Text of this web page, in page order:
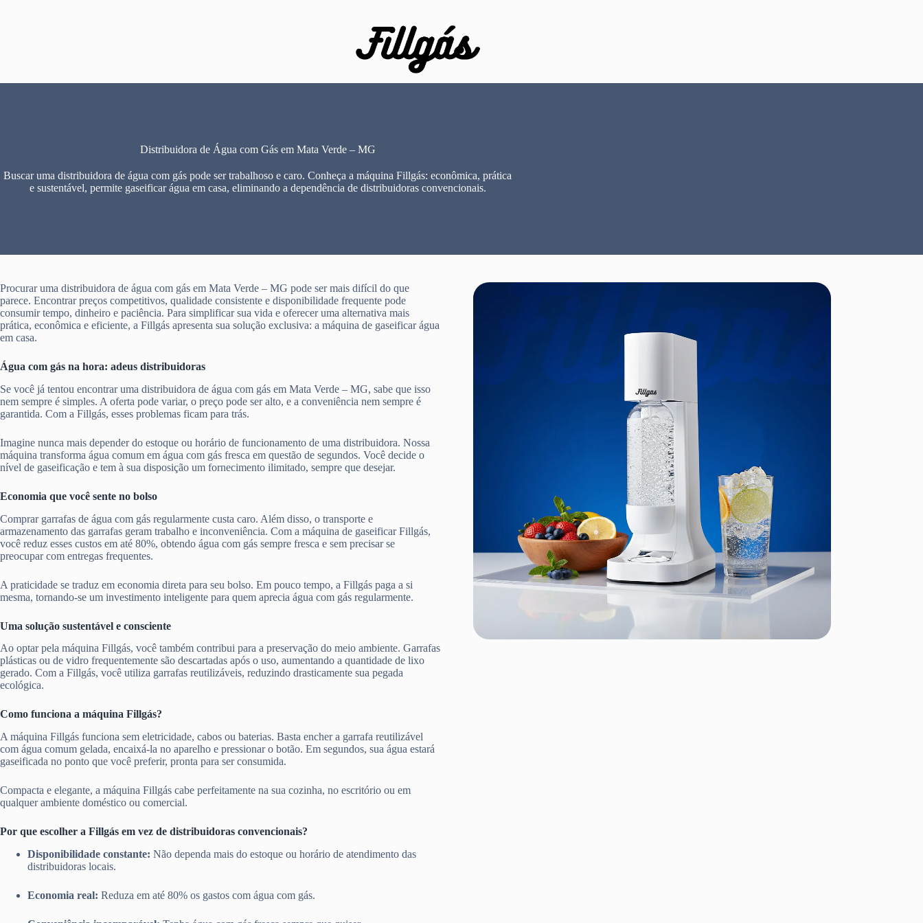
Distribuidora de Água com Gás em Mata Verde – MG
Buscar uma distribuidora de água com gás pode ser trabalhoso e caro. Conheça a máquina Fillgás: econômica, prática
e sustentável, permite gaseificar água em casa, eliminando a dependência de distribuidoras convencionais.
Procurar uma distribuidora de água com gás em Mata Verde – MG pode ser mais difícil do que
parece. Encontrar preços competitivos, qualidade consistente e disponibilidade frequente pode
consumir tempo, dinheiro e paciência. Para simplificar sua vida e oferecer uma alternativa mais
prática, econômica e eficiente, a Fillgás apresenta sua solução exclusiva: a máquina de gaseificar água
em casa.
Água com gás na hora: adeus distribuidoras
Se você já tentou encontrar uma distribuidora de água com gás em Mata Verde – MG, sabe que isso
nem sempre é simples. A oferta pode variar, o preço pode ser alto, e a conveniência nem sempre é
garantida. Com a Fillgás, esses problemas ficam para trás.
Imagine nunca mais depender do estoque ou horário de funcionamento de uma distribuidora. Nossa
máquina transforma água comum em água com gás fresca em questão de segundos. Você decide o
nível de gaseificação e tem à sua disposição um fornecimento ilimitado, sempre que desejar.
Economia que você sente no bolso
Comprar garrafas de água com gás regularmente custa caro. Além disso, o transporte e
armazenamento das garrafas geram trabalho e inconveniência. Com a máquina de gaseificar Fillgás,
você reduz esses custos em até 80%, obtendo água com gás sempre fresca e sem precisar se
preocupar com entregas frequentes.
A praticidade se traduz em economia direta para seu bolso. Em pouco tempo, a Fillgás paga a si
mesma, tornando-se um investimento inteligente para quem aprecia água com gás regularmente.
Uma solução sustentável e consciente
Ao optar pela máquina Fillgás, você também contribui para a preservação do meio ambiente. Garrafas
plásticas ou de vidro frequentemente são descartadas após o uso, aumentando a quantidade de lixo
gerado. Com a Fillgás, você utiliza garrafas reutilizáveis, reduzindo drasticamente sua pegada
ecológica.
Como funciona a máquina Fillgás?
A máquina Fillgás funciona sem eletricidade, cabos ou baterias. Basta encher a garrafa reutilizável
com água comum gelada, encaixá-la no aparelho e pressionar o botão. Em segundos, sua água estará
gaseificada no ponto que você preferir, pronta para ser consumida.
Compacta e elegante, a máquina Fillgás cabe perfeitamente na sua cozinha, no escritório ou em
qualquer ambiente doméstico ou comercial.
Por que escolher a Fillgás em vez de distribuidoras convencionais?
Disponibilidade constante: Não dependa mais do estoque ou horário de atendimento das
distribuidoras locais.
Economia real: Reduza em até 80% os gastos com água com gás.